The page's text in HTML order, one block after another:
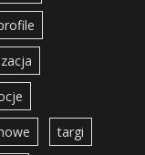
targi